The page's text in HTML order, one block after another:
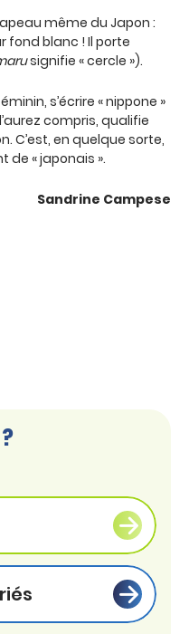
même du Japon :
fond blanc ! Il porte
signifie « cercle »).
s’écrire « nippone »
compris, qualifie
C’est, en quelque sorte,
de « japonais ».
Sandrine Campese